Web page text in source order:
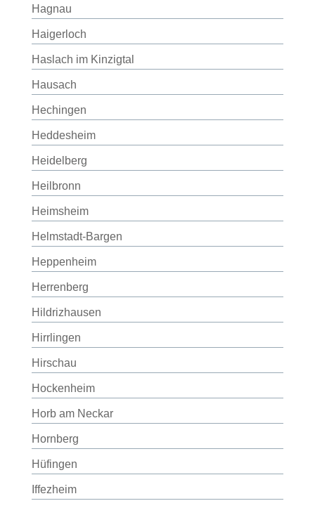
Hagnau
Haigerloch
Haslach im Kinzigtal
Hausach
Hechingen
Heddesheim
Heidelberg
Heilbronn
Heimsheim
Helmstadt-Bargen
Heppenheim
Herrenberg
Hildrizhausen
Hirrlingen
Hirschau
Hockenheim
Horb am Neckar
Hornberg
Hüfingen
Iffezheim